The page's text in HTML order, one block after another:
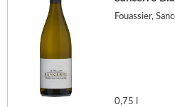
Fouassier,
0,75 l